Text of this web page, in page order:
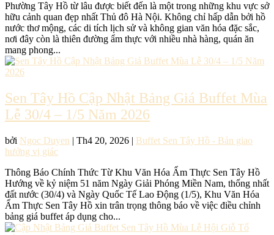
Phường Tây Hồ từ lâu được biết đến là một trong những khu vực sở
hữu cảnh quan đẹp nhất Thủ đô Hà Nội. Không chỉ hấp dẫn bởi hồ
nước thơ mộng, các di tích lịch sử và không gian văn hóa đặc sắc,
nơi đây còn là thiên đường ẩm thực với nhiều nhà hàng, quán ăn
mang phong...
Sen Tây Hồ Cập Nhật Bảng Giá Buffet Mùa
Lễ 30/4 – 1/5 Năm 2026
bởi Ngoc Duyen | Th4 20, 2026 | Buffet Sen Tây Hồ - Bản giao
hưởng vị giác
Thông Báo Chính Thức Từ Khu Văn Hóa Ẩm Thực Sen Tây Hồ
Hướng về kỷ niệm 51 năm Ngày Giải Phóng Miền Nam, thống nhất
đất nước (30/4) và Ngày Quốc Tế Lao Động (1/5), Khu Văn Hóa
Ẩm Thực Sen Tây Hồ xin trân trọng thông báo về việc điều chỉnh
bảng giá buffet áp dụng cho...